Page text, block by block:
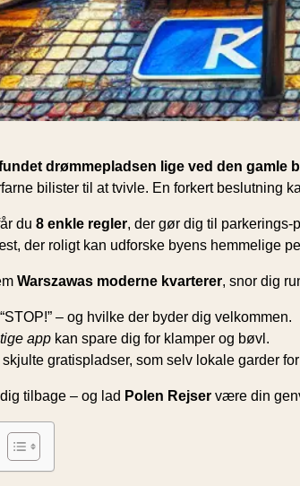
drømmepladsen lige ved den gamle
bilister til at tvivle. En forkert beslutning
du 8 enkle regler, der gør dig til parkerings-
der roligt kan udforske byens hemmelige
Warszawas moderne kvarterer, snor dig
– og hvilke der byder dig velkommen.
app kan spare dig for klamper og bøvl.
gratispladser, som selv lokale garder
tilbage – og lad Polen Rejser være din